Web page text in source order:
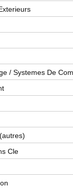
/ Systemes De
Cle